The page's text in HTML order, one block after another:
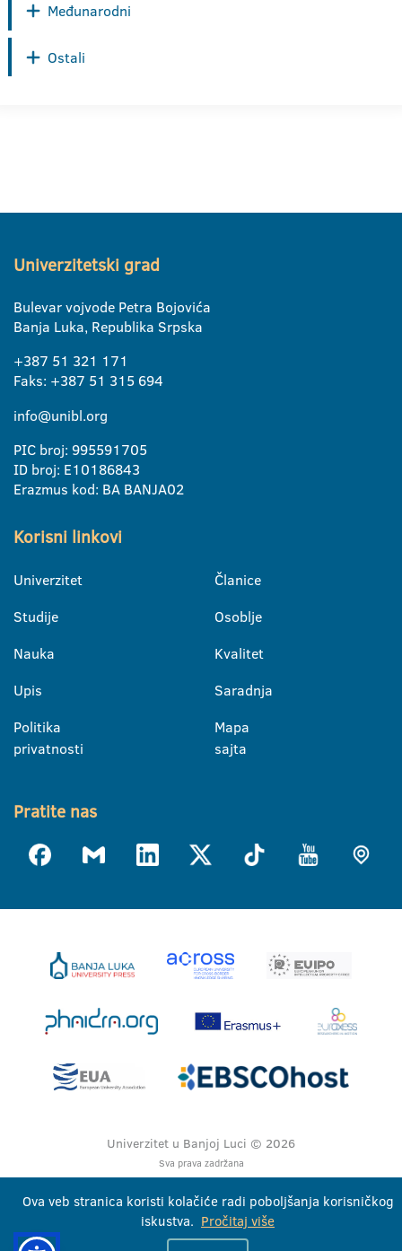
Međunarodni
Ostali
Univerzitetski grad
Bulevar vojvode Petra Bojovića
Banja Luka, Republika Srpska
+387 51 321 171
Faks: +387 51 315 694
info@unibl.org
PIC broj: 995591705
ID broj: E10186843
Erazmus kod: BA BANJA02
Korisni linkovi
Univerzitet
Studije
Nauka
Upis
Politika
privatnosti
Članice
Osoblje
Kvalitet
Saradnja
Mapa
sajta
Pratite nas
Univerzitet u Banjoj Luci © 2026
Sva prava zadržana
Ova veb stranica koristi kolačiće radi poboljšanja korisničkog
iskustva. Pročitaj više